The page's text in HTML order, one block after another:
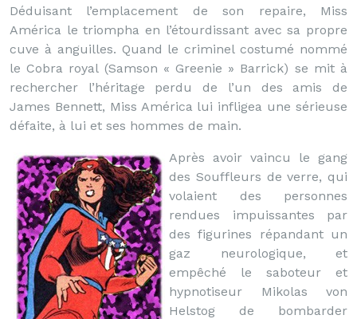
Déduisant l’emplacement de son repaire, Miss
América le triompha en l’étourdissant avec sa propre
cuve à anguilles. Quand le criminel costumé nommé
le Cobra royal (Samson « Greenie » Barrick) se mit à
rechercher l’héritage perdu de l’un des amis de
James Bennett, Miss América lui infligea une sérieuse
défaite, à lui et ses hommes de main.
Après avoir vaincu le gang
des Souffleurs de verre, qui
volaient des personnes
rendues impuissantes par
des figurines répandant un
gaz neurologique, et
empêché le saboteur et
hypnotiseur Mikolas von
Helstog de bombarder